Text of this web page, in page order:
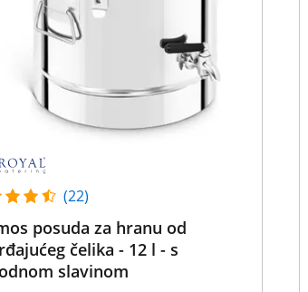
(22)
posuda za hranu od
čelika - 12 l - s
slavinom